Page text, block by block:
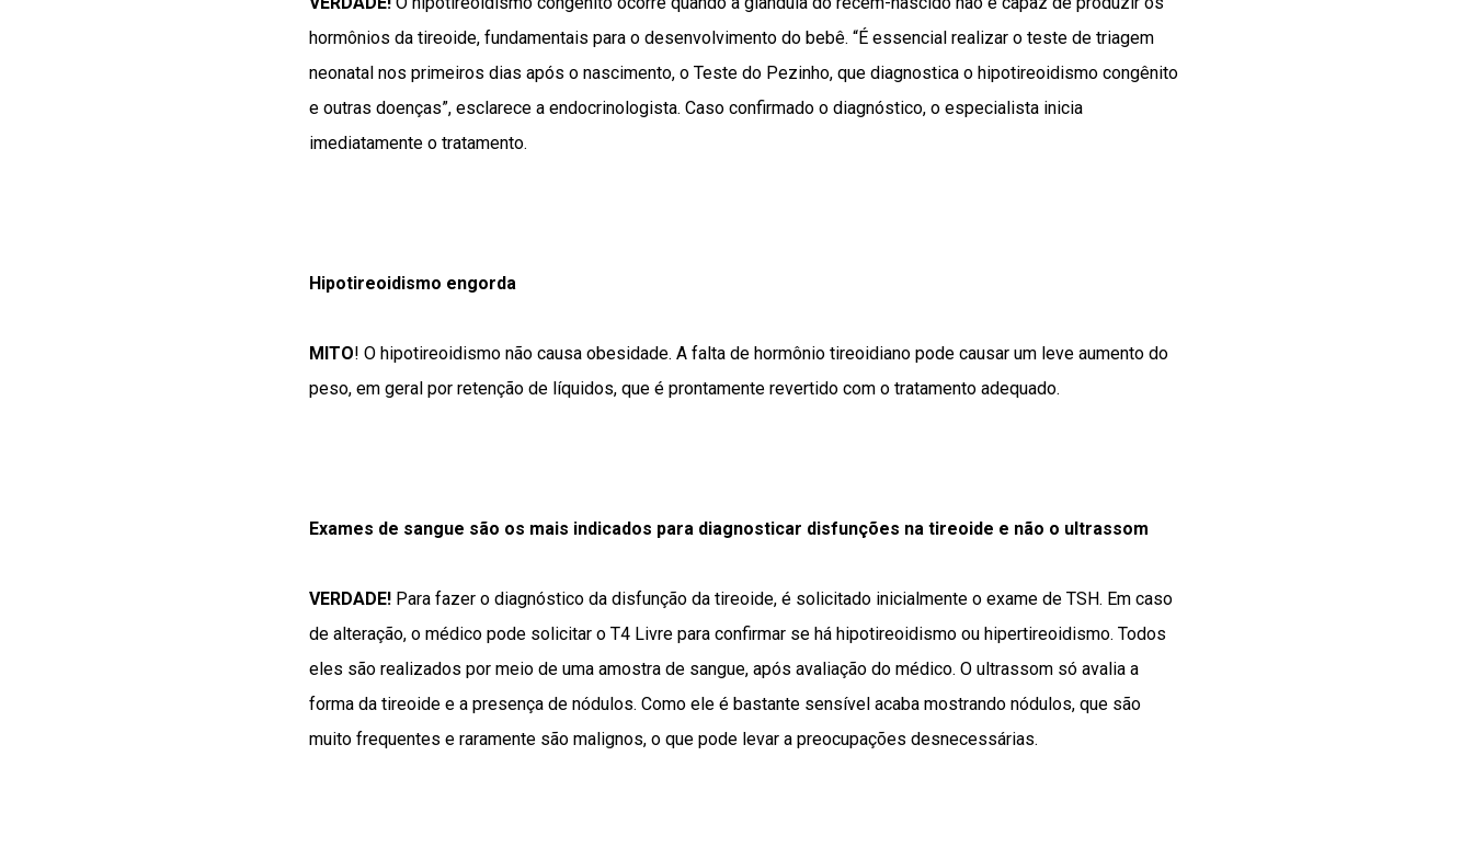
hormônios da tireoide, fundamentais para o desenvolvimento do bebê. “É essencial realizar o teste de triagem
neonatal nos primeiros dias após o nascimento, o Teste do Pezinho, que diagnostica o hipotireoidismo congênito
e outras doenças”, esclarece a endocrinologista. Caso confirmado o diagnóstico, o especialista inicia
imediatamente o tratamento.
Hipotireoidismo engorda
MITO! O hipotireoidismo não causa obesidade. A falta de hormônio tireoidiano pode causar um leve aumento do
peso, em geral por retenção de líquidos, que é prontamente revertido com o tratamento adequado.
Exames de sangue são os mais indicados para diagnosticar disfunções na tireoide e não o ultrassom
VERDADE! Para fazer o diagnóstico da disfunção da tireoide, é solicitado inicialmente o exame de TSH. Em caso
de alteração, o médico pode solicitar o T4 Livre para confirmar se há hipotireoidismo ou hipertireoidismo. Todos
eles são realizados por meio de uma amostra de sangue, após avaliação do médico. O ultrassom só avalia a
forma da tireoide e a presença de nódulos. Como ele é bastante sensível acaba mostrando nódulos, que são
muito frequentes e raramente são malignos, o que pode levar a preocupações desnecessárias.